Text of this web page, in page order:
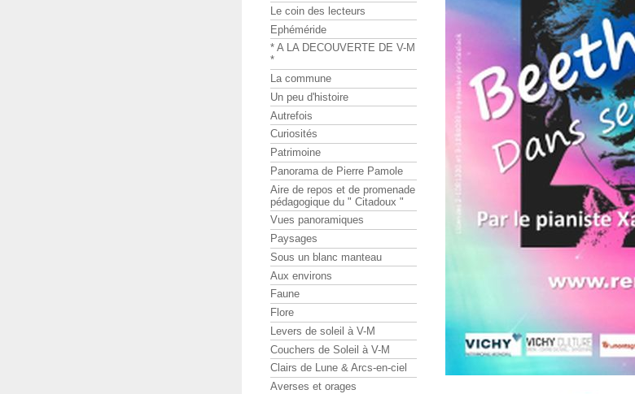
Le coin des lecteurs
Ephéméride
* A LA DECOUVERTE DE V-M
*
La commune
Un peu d'histoire
Autrefois
Curiosités
Patrimoine
Panorama de Pierre Pamole
Aire de repos et de promenade
pédagogique du " Citadoux "
Vues panoramiques
Paysages
Sous un blanc manteau
Aux environs
Faune
Flore
Levers de soleil à V-M
Couchers de Soleil à V-M
Clairs de Lune & Arcs-en-ciel
Averses et orages